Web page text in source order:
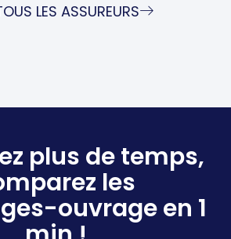
LES ASSUREURS
plus de temps,
les
ouvrage en 1